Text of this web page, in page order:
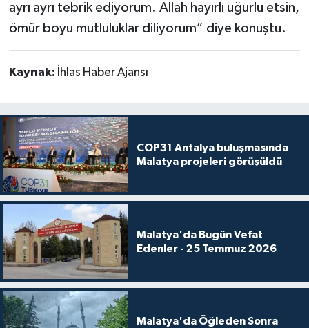
ayrı ayrı tebrik ediyorum. Allah hayırlı uğurlu etsin,
ömür boyu mutluluklar diliyorum” diye konuştu.
Kaynak: İhlas Haber Ajansı
COP31 Antalya buluşmasında
Malatya projeleri görüşüldü
Malatya'da Bugün Vefat
Edenler - 25 Temmuz 2026
Malatya'da Öğleden Sonra